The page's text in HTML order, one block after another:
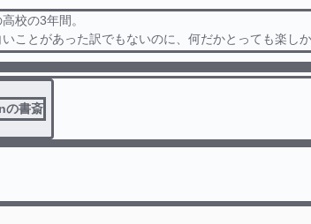
校の3年間。
ことがあった訳でもないのに、何だかとっても楽し
子の話。
の書斎